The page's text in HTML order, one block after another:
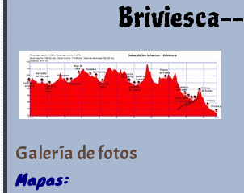
Briviesca--
Galería de fotos
Mapas: